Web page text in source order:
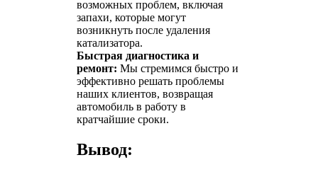
возможных проблем, включая
запахи, которые могут
возникнуть после удаления
катализатора.
Быстрая диагностика и
ремонт: Мы стремимся быстро и
эффективно решать проблемы
наших клиентов, возвращая
автомобиль в работу в
кратчайшие сроки.
Вывод: